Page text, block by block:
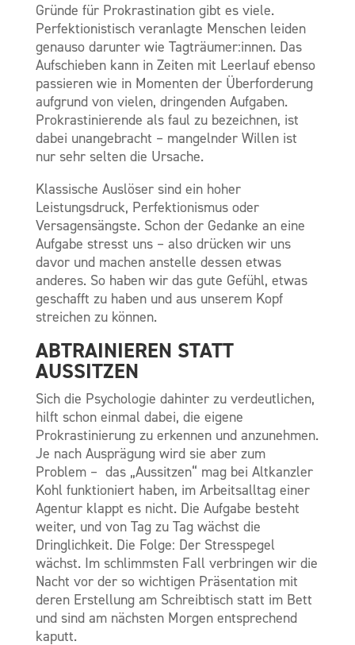
Gründe für Prokrastination gibt es viele.
Perfektionistisch veranlagte Menschen leiden
genauso darunter wie Tagträumer:innen. Das
Aufschieben kann in Zeiten mit Leerlauf ebenso
passieren wie in Momenten der Überforderung
aufgrund von vielen, dringenden Aufgaben.
Prokrastinierende als faul zu bezeichnen, ist
dabei unangebracht – mangelnder Willen ist
nur sehr selten die Ursache.
Klassische Auslöser sind ein hoher
Leistungsdruck, Perfektionismus oder
Versagensängste. Schon der Gedanke an eine
Aufgabe stresst uns – also drücken wir uns
davor und machen anstelle dessen etwas
anderes. So haben wir das gute Gefühl, etwas
geschafft zu haben und aus unserem Kopf
streichen zu können.
ABTRAINIEREN STATT
AUSSITZEN
Sich die Psychologie dahinter zu verdeutlichen,
hilft schon einmal dabei, die eigene
Prokrastinierung zu erkennen und anzunehmen.
Je nach Ausprägung wird sie aber zum
Problem – das „Aussitzen“ mag bei Altkanzler
Kohl funktioniert haben, im Arbeitsalltag einer
Agentur klappt es nicht. Die Aufgabe besteht
weiter, und von Tag zu Tag wächst die
Dringlichkeit. Die Folge: Der Stresspegel
wächst. Im schlimmsten Fall verbringen wir die
Nacht vor der so wichtigen Präsentation mit
deren Erstellung am Schreibtisch statt im Bett
und sind am nächsten Morgen entsprechend
kaputt.